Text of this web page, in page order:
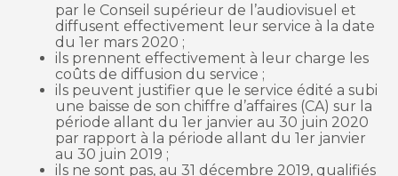
par le Conseil supérieur de l’audiovisuel et
diffusent effectivement leur service à la date
du 1er mars 2020 ;
ils prennent effectivement à leur charge les
coûts de diffusion du service ;
ils peuvent justifier que le service édité a subi
une baisse de son chiffre d’affaires (CA) sur la
période allant du 1er janvier au 30 juin 2020
par rapport à la période allant du 1er janvier
au 30 juin 2019 ;
ils ne sont pas, au 31 décembre 2019, qualifiés